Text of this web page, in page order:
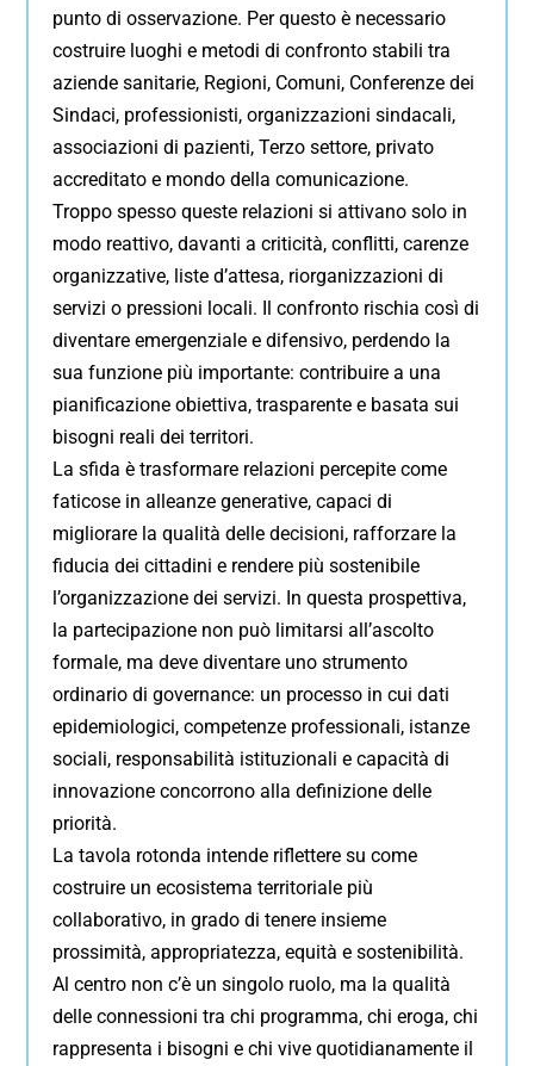
punto di osservazione. Per questo è necessario
costruire luoghi e metodi di confronto stabili tra
aziende sanitarie, Regioni, Comuni, Conferenze dei
Sindaci, professionisti, organizzazioni sindacali,
associazioni di pazienti, Terzo settore, privato
accreditato e mondo della comunicazione.
Troppo spesso queste relazioni si attivano solo in
modo reattivo, davanti a criticità, conflitti, carenze
organizzative, liste d’attesa, riorganizzazioni di
servizi o pressioni locali. Il confronto rischia così di
diventare emergenziale e difensivo, perdendo la
sua funzione più importante: contribuire a una
pianificazione obiettiva, trasparente e basata sui
bisogni reali dei territori.
La sfida è trasformare relazioni percepite come
faticose in alleanze generative, capaci di
migliorare la qualità delle decisioni, rafforzare la
fiducia dei cittadini e rendere più sostenibile
l’organizzazione dei servizi. In questa prospettiva,
la partecipazione non può limitarsi all’ascolto
formale, ma deve diventare uno strumento
ordinario di governance: un processo in cui dati
epidemiologici, competenze professionali, istanze
sociali, responsabilità istituzionali e capacità di
innovazione concorrono alla definizione delle
priorità.
La tavola rotonda intende riflettere su come
costruire un ecosistema territoriale più
collaborativo, in grado di tenere insieme
prossimità, appropriatezza, equità e sostenibilità.
Al centro non c’è un singolo ruolo, ma la qualità
delle connessioni tra chi programma, chi eroga, chi
rappresenta i bisogni e chi vive quotidianamente il